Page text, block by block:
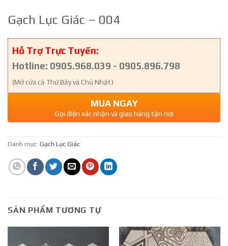
Gạch Lục Giác – 004
Hỗ Trợ Trực Tuyến:
Hotline: 0905.968.039 - 0905.896.798
(Mở cửa cả Thứ Bảy và Chủ Nhật)
MUA NGAY
Gọi điện xác nhận và giao hàng tận nơi
Danh mục: Gạch Lục Giác
SẢN PHẨM TƯƠNG TỰ